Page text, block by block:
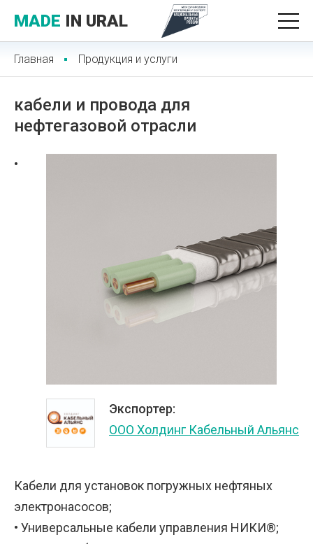
MADE IN URAL
Главная Продукция и услуги
кабели и провода для
нефтегазовой отрасли
Экспортер:
ООО Холдинг Кабельный Альянс
•
Кабели для установок погружных нефтяных
электронасосов;
• Универсальные кабели управления НИКИ®;